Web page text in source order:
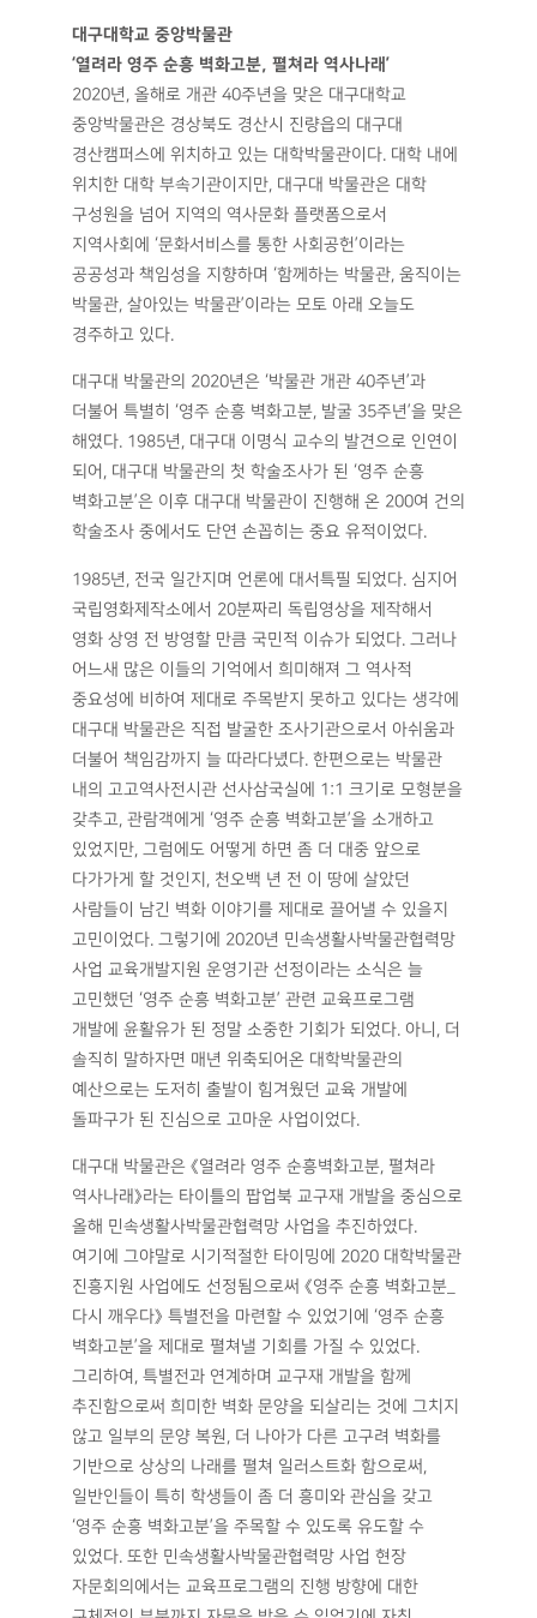
대구대학교 중앙박물관
‘열려라 영주 순흥 벽화고분, 펼쳐라 역사나래’
2020년, 올해로 개관 40주년을 맞은 대구대학교
중앙박물관은 경상북도 경산시 진량읍의 대구대
경산캠퍼스에 위치하고 있는 대학박물관이다. 대학 내에
위치한 대학 부속기관이지만, 대구대 박물관은 대학
구성원을 넘어 지역의 역사문화 플랫폼으로서
지역사회에 ‘문화서비스를 통한 사회공헌’이라는
공공성과 책임성을 지향하며 ‘함께하는 박물관, 움직이는
박물관, 살아있는 박물관’이라는 모토 아래 오늘도
경주하고 있다.
대구대 박물관의 2020년은 ‘박물관 개관 40주년’과
더불어 특별히 ‘영주 순흥 벽화고분, 발굴 35주년’을 맞은
해였다. 1985년, 대구대 이명식 교수의 발견으로 인연이
되어, 대구대 박물관의 첫 학술조사가 된 ‘영주 순흥
벽화고분’은 이후 대구대 박물관이 진행해 온 200여 건의
학술조사 중에서도 단연 손꼽히는 중요 유적이었다.
1985년, 전국 일간지며 언론에 대서특필 되었다. 심지어
국립영화제작소에서 20분짜리 독립영상을 제작해서
영화 상영 전 방영할 만큼 국민적 이슈가 되었다. 그러나
어느새 많은 이들의 기억에서 희미해져 그 역사적
중요성에 비하여 제대로 주목받지 못하고 있다는 생각에
대구대 박물관은 직접 발굴한 조사기관으로서 아쉬움과
더불어 책임감까지 늘 따라다녔다. 한편으로는 박물관
내의 고고역사전시관 선사삼국실에 1:1 크기로 모형분을
갖추고, 관람객에게 ‘영주 순흥 벽화고분’을 소개하고
있었지만, 그럼에도 어떻게 하면 좀 더 대중 앞으로
다가가게 할 것인지, 천오백 년 전 이 땅에 살았던
사람들이 남긴 벽화 이야기를 제대로 끌어낼 수 있을지
고민이었다. 그렇기에 2020년 민속생활사박물관협력망
사업 교육개발지원 운영기관 선정이라는 소식은 늘
고민했던 ‘영주 순흥 벽화고분’ 관련 교육프로그램
개발에 윤활유가 된 정말 소중한 기회가 되었다. 아니, 더
솔직히 말하자면 매년 위축되어온 대학박물관의
예산으로는 도저히 출발이 힘겨웠던 교육 개발에
돌파구가 된 진심으로 고마운 사업이었다.
대구대 박물관은 《열려라 영주 순흥벽화고분, 펼쳐라
역사나래》라는 타이틀의 팝업북 교구재 개발을 중심으로
올해 민속생활사박물관협력망 사업을 추진하였다.
여기에 그야말로 시기적절한 타이밍에 2020 대학박물관
진흥지원 사업에도 선정됨으로써 《영주 순흥 벽화고분_
다시 깨우다》 특별전을 마련할 수 있었기에 ‘영주 순흥
벽화고분’을 제대로 펼쳐낼 기회를 가질 수 있었다.
그리하여, 특별전과 연계하며 교구재 개발을 함께
추진함으로써 희미한 벽화 문양을 되살리는 것에 그치지
않고 일부의 문양 복원, 더 나아가 다른 고구려 벽화를
기반으로 상상의 나래를 펼쳐 일러스트화 함으로써,
일반인들이 특히 학생들이 좀 더 흥미와 관심을 갖고
‘영주 순흥 벽화고분’을 주목할 수 있도록 유도할 수
있었다. 또한 민속생활사박물관협력망 사업 현장
자문회의에서는 교육프로그램의 진행 방향에 대한